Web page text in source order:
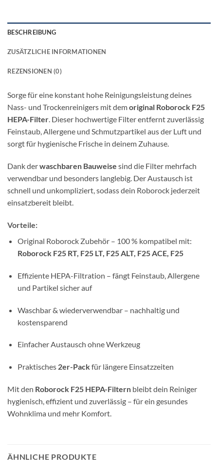
BESCHREIBUNG
ZUSÄTZLICHE INFORMATIONEN
REZENSIONEN (0)
Sorge für eine konstant hohe Reinigungsleistung deines
Nass- und Trockenreinigers mit demoriginal Roborock F25
HEPA-Filter. Dieser hochwertige Filter entfernt zuverlässig
Feinstaub, Allergene und Schmutzpartikel aus der Luft und
sorgt für hygienische Frische in deinem Zuhause.
Dank derwaschbaren Bauweise sind die Filter mehrfach
verwendbar und besonders langlebig. Der Austausch ist
schnell und unkompliziert, sodass dein Roborock jederzeit
einsatzbereit bleibt.
Vorteile:
Original Roborock Zubehör – 100 % kompatibel mit:
Roborock F25 RT, F25 LT, F25 ALT, F25 ACE, F25
Effiziente HEPA-Filtration – fängt Feinstaub, Allergene
und Partikel sicher auf
Waschbar & wiederverwendbar – nachhaltig und
kostensparend
Einfacher Austausch ohne Werkzeug
Praktisches 2er-Packfür längere Einsatzzeiten
Mit den Roborock F25 HEPA-Filtern bleibt dein Reiniger
hygienisch, effizient und zuverlässig – für ein gesundes
Wohnklima und mehr Komfort.
ÄHNLICHE PRODUKTE